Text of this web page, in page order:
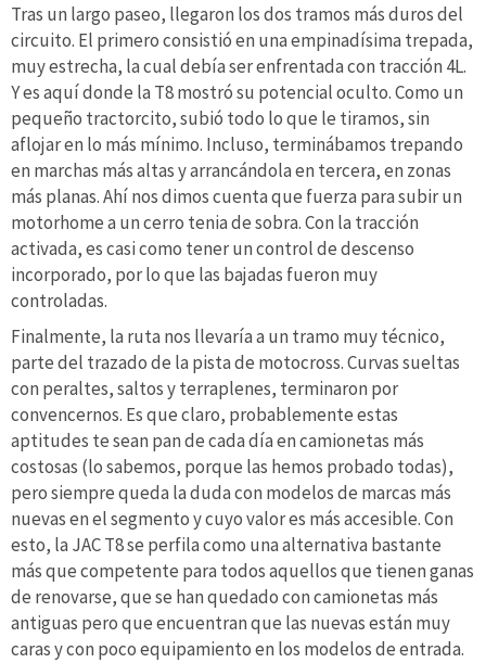
Tras un largo paseo, llegaron los dos tramos más duros del
circuito. El primero consistió en una empinadísima trepada,
muy estrecha, la cual debía ser enfrentada con tracción 4L.
Y es aquí donde la T8 mostró su potencial oculto. Como un
pequeño tractorcito, subió todo lo que le tiramos, sin
aflojar en lo más mínimo. Incluso, terminábamos trepando
en marchas más altas y arrancándola en tercera, en zonas
más planas. Ahí nos dimos cuenta que fuerza para subir un
motorhome a un cerro tenia de sobra. Con la tracción
activada, es casi como tener un control de descenso
incorporado, por lo que las bajadas fueron muy
controladas.
Finalmente, la ruta nos llevaría a un tramo muy técnico,
parte del trazado de la pista de motocross. Curvas sueltas
con peraltes, saltos y terraplenes, terminaron por
convencernos. Es que claro, probablemente estas
aptitudes te sean pan de cada día en camionetas más
costosas (lo sabemos, porque las hemos probado todas),
pero siempre queda la duda con modelos de marcas más
nuevas en el segmento y cuyo valor es más accesible. Con
esto, la JAC T8 se perfila como una alternativa bastante
más que competente para todos aquellos que tienen ganas
de renovarse, que se han quedado con camionetas más
antiguas pero que encuentran que las nuevas están muy
caras y con poco equipamiento en los modelos de entrada.